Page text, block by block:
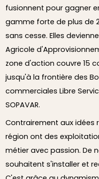
fusionnent pour gagner
gamme forte de plus de
sans cesse. Elles
Agricole
zone d'action couvre 15
jusqu'à la frontière des
commerciales Libre
SOPAVAR.
Contrairement aux idées
région ont des
métier avec passion. De
souhaitent s'installer et